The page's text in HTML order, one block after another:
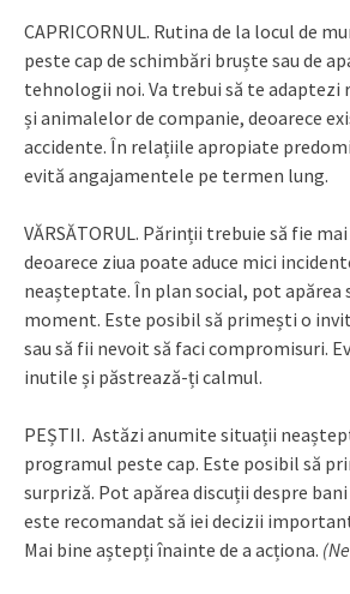
CAPRICORNUL. Rutina de la locul de
peste cap de schimbări bruște sau de
tehnologii noi. Va trebui să te adaptezi
și animalelor de companie, deoarece
accidente. În relațiile apropiate
evită angajamentele pe termen lung.
VĂRSĂTORUL. Părinții trebuie să fie
deoarece ziua poate aduce mici
neașteptate. În plan social, pot apărea
moment. Este posibil să primești o
sau să fii nevoit să faci compromisuri.
inutile și păstrează-ți calmul.
PEȘTII. Astăzi anumite situații
programul peste cap. Este posibil să
surpriză. Pot apărea discuții despre
este recomandat să iei decizii
Mai bine aștepți înainte de a acționa.